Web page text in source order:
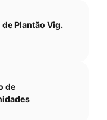
Plantão Vig.
de